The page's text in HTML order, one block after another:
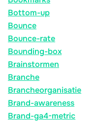
Bottom-up
Bounce
Bounce-rate
Bounding-box
Brainstormen
Branche
Brancheorganisatie
Brand-awareness
Brand-ga4-metric